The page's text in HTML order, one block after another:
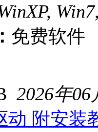
免费软
2026年06
动 附安装